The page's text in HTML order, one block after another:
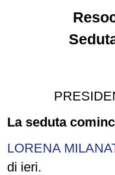
La seduta
LORENA
di ieri.